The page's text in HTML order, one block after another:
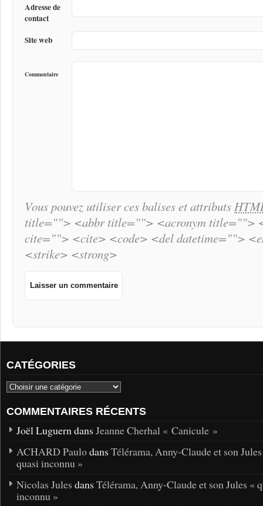
Adresse de
contact
Site web
Commentaire
Vous pouvez utiliser ces balises et attributs
title=""> <abbr title=""> <acronym title="">
cite=""> <cite> <code> <del datetime="">
<strike> <strong>
CATÉGORIES
COMMENTAIRES RÉCENTS
Joël Luguern dans Jeanne Cherhal « Canicule »
ACHARD Paulodans Télérama, Anny-Claude et son
quasi inconnu »
Nicolas Jules dans Télérama, Anny-Claude et son Jules «
inconnu »